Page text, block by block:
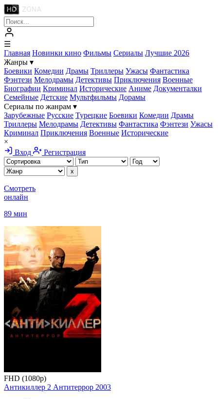
☰
Главная Новинки кино Фильмы Сериалы Лучшие 2026
Жанры ▾
Боевики Комедии Драмы Триллеры Ужасы Фантастика
Фэнтези Мелодрамы Детективы Приключения Военные
Биографии Криминал Исторические Аниме Документалки
Семейные Детские Мультфильмы Дорамы
Сериалы по жанрам ▾
Зарубежные Русские Турецкие Боевики Комедии Драмы
Триллеры Мелодрамы Детективы Фантастика Фэнтези Ужасы
Криминал Приключения Военные Исторические
×
Вход
Регистрация
Смотреть
онлайн
89 мин
FHD (1080p)
Антикиллер 2 Антитеррор 2003